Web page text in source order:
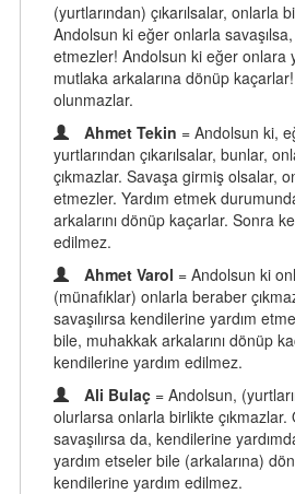
(yurtlarından) çıkarılsalar, onlarla
Andolsun ki eğer onlarla
etmezler! Andolsun ki eğer onlara
mutlaka arkalarına dönüp
olunmazlar.
Ahmet Tekin = Andolsun ki,
yurtlarından çıkarılsalar, bunlar,
çıkmazlar. Savaşa girmiş olsalar,
etmezler. Yardım etmek
arkalarını dönüp kaçarlar. Sonra
edilmez.
Ahmet Varol = Andolsun ki
(münafıklar) onlarla beraber
savaşılırsa kendilerine yardım
bile, muhakkak arkalarını dönüp
kendilerine yardım edilmez.
Ali Bulaç = Andolsun,
olurlarsa onlarla birlikte çıkmazlar.
savaşılırsa da, kendilerine
yardım etseler bile (arkalarına)
kendilerine yardım edilmez.